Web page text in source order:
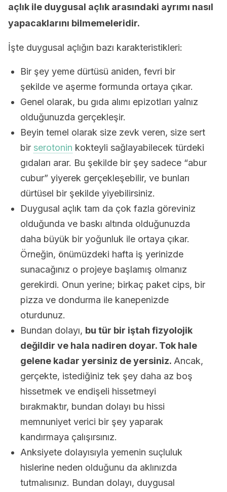
açlık ile duygusal açlık arasındaki ayrımı nasıl
yapacaklarını bilmemeleridir.
İşte duygusal açlığın bazı karakteristikleri:
Bir şey yeme dürtüsü aniden, fevri bir
şekilde ve aşerme formunda ortaya çıkar.
Genel olarak, bu gıda alımı epizotları yalnız
olduğunuzda gerçekleşir.
Beyin temel olarak size zevk veren, size sert
bir serotonin kokteyli sağlayabilecek türdeki
gıdaları arar. Bu şekilde bir şey sadece “abur
cubur” yiyerek gerçekleşebilir, ve bunları
dürtüsel bir şekilde yiyebilirsiniz.
Duygusal açlık tam da çok fazla göreviniz
olduğunda ve baskı altında olduğunuzda
daha büyük bir yoğunluk ile ortaya çıkar.
Örneğin, önümüzdeki hafta iş yerinizde
sunacağınız o projeye başlamış olmanız
gerekirdi. Onun yerine; birkaç paket cips, bir
pizza ve dondurma ile kanepenizde
oturdunuz.
Bundan dolayı, bu tür bir iştah fizyolojik
değildir ve hala nadiren doyar. Tok hale
gelene kadar yersiniz de yersiniz. Ancak,
gerçekte, istediğiniz tek şey daha az boş
hissetmek ve endişeli hissetmeyi
bırakmaktır, bundan dolayı bu hissi
memnuniyet verici bir şey yaparak
kandırmaya çalışırsınız.
Anksiyete dolayısıyla yemenin suçluluk
hislerine neden olduğunu da aklınızda
tutmalısınız. Bundan dolayı, duygusal